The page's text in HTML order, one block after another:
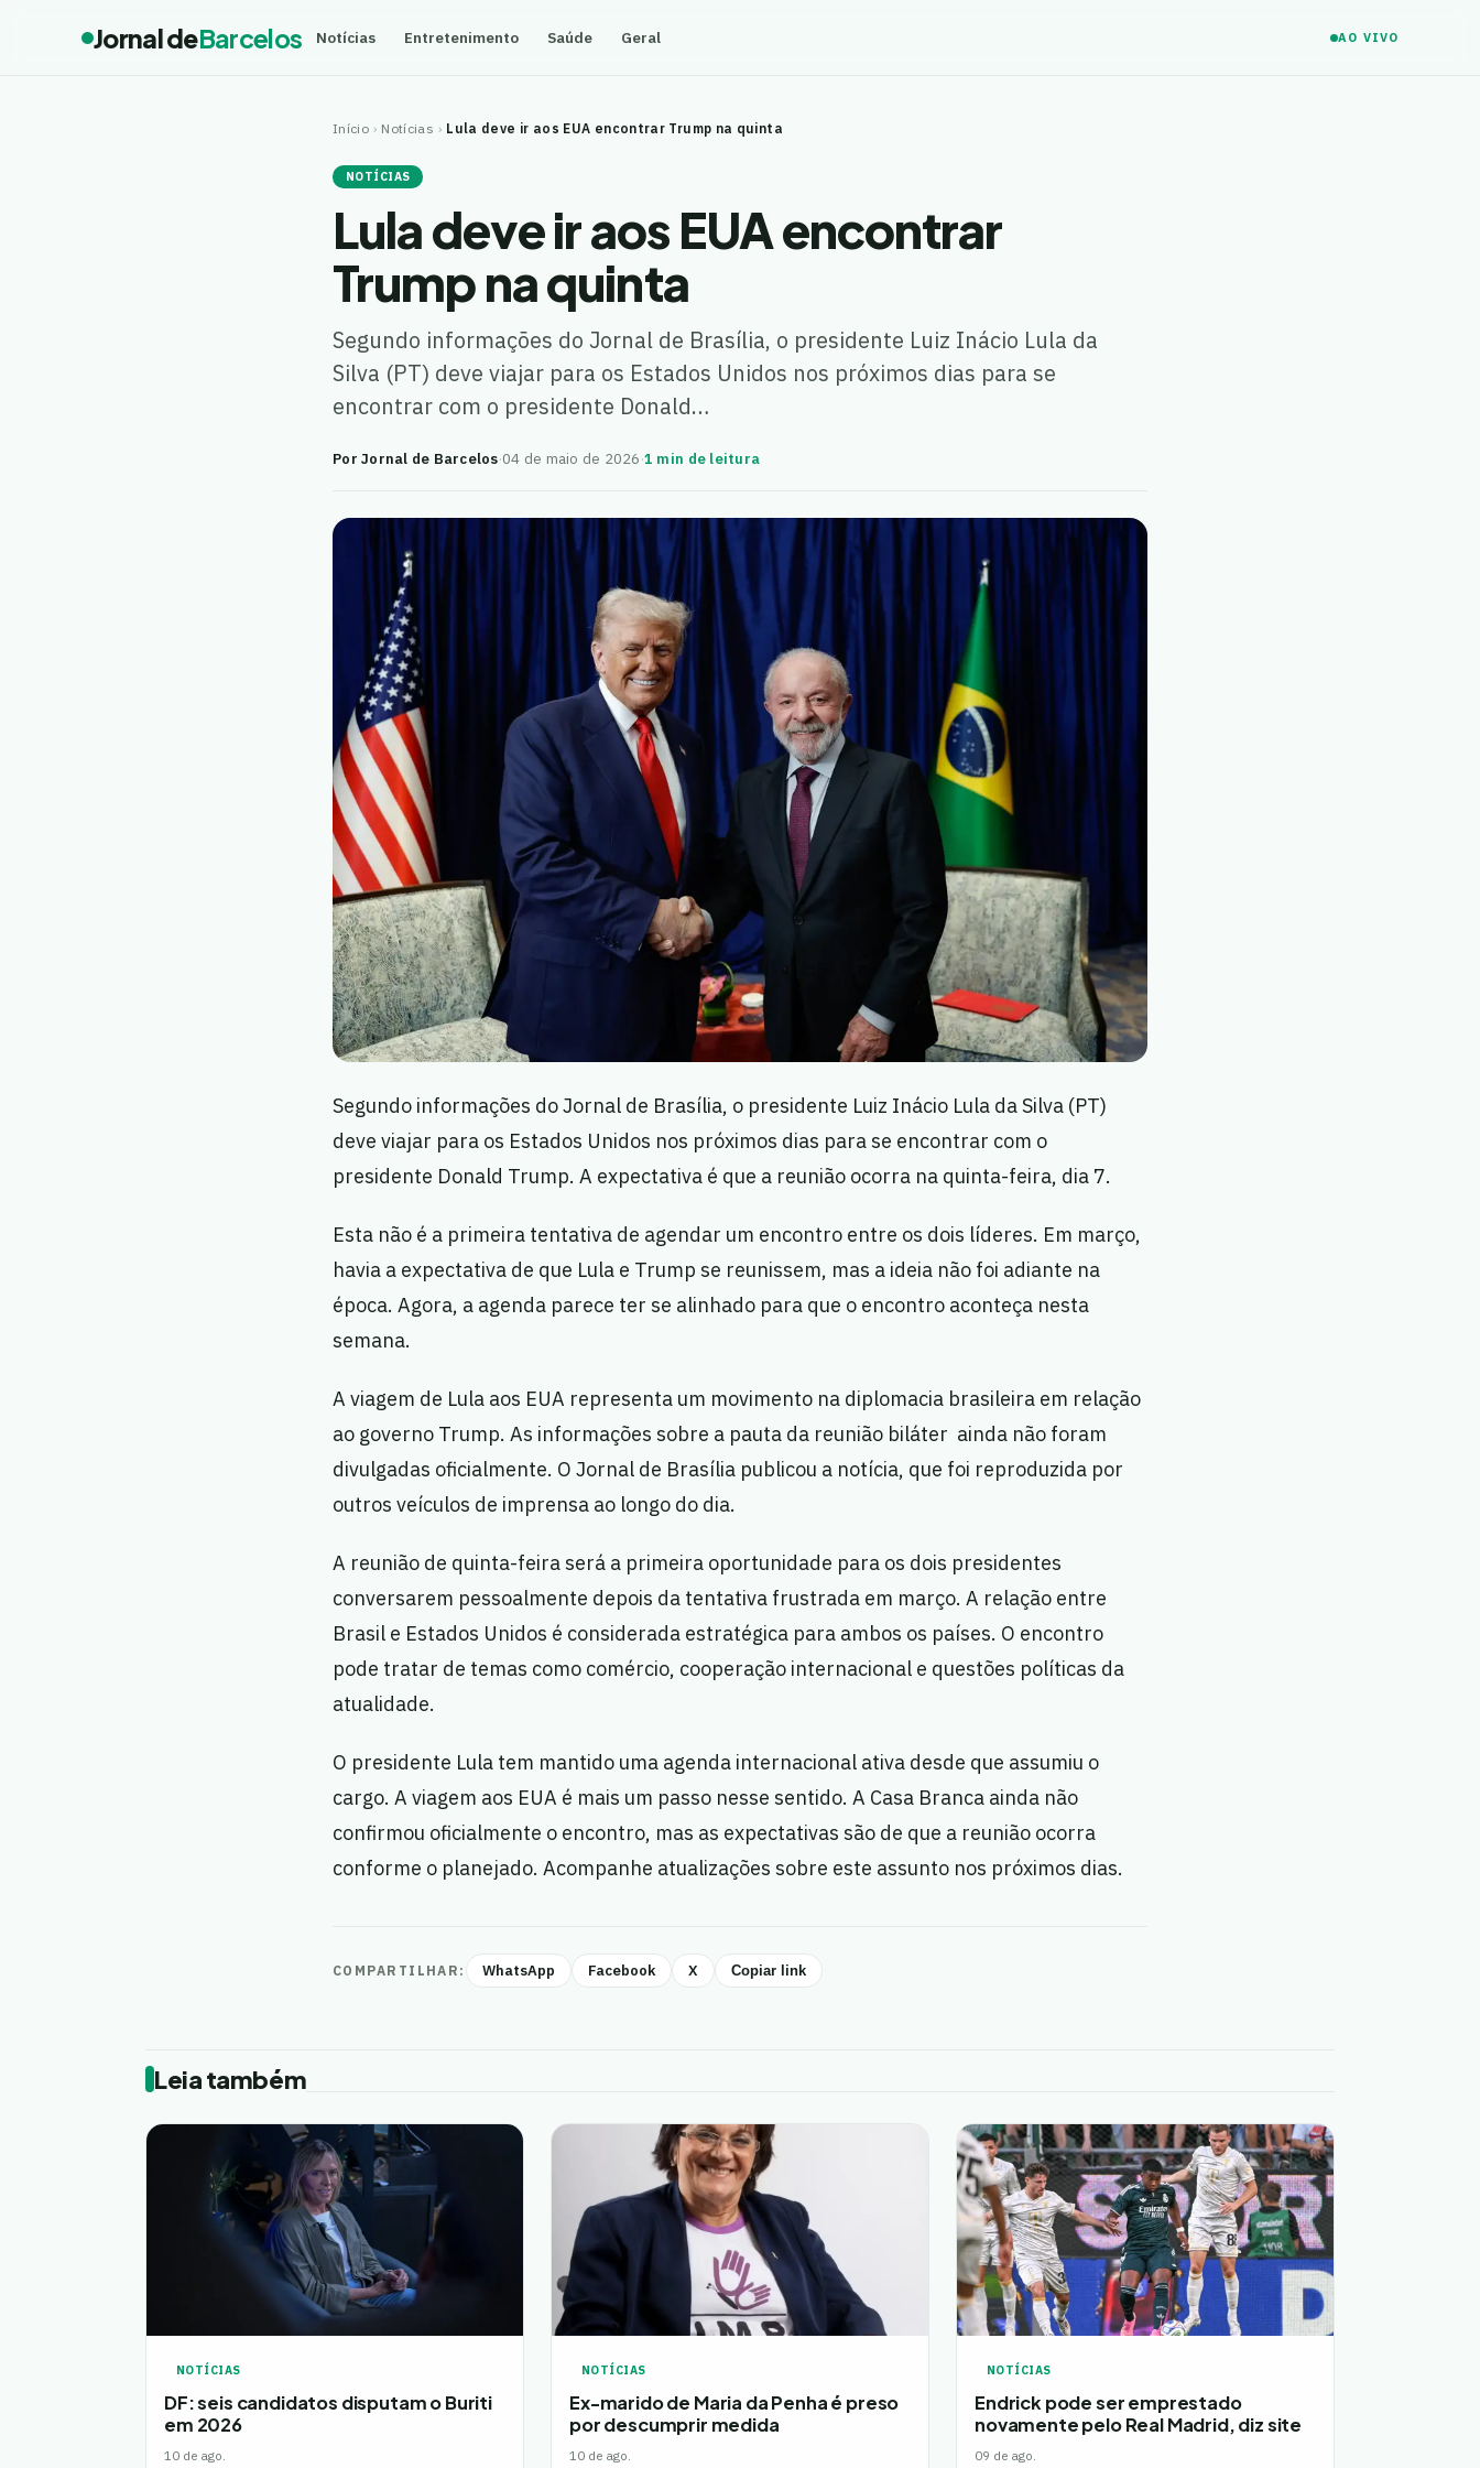
Jornal deBarcelos Notícias Entretenimento Saúde Geral AO VIVO
Início › Notícias › Lula deve ir aos EUA encontrar Trump na quinta
NOTÍCIAS
Lula deve ir aos EUA encontrar
Trump na quinta
Segundo informações do Jornal de Brasília, o presidente Luiz Inácio Lula da
Silva (PT) deve viajar para os Estados Unidos nos próximos dias para se
encontrar com o presidente Donald…
Por Jornal de Barcelos·04 de maio de 2026·1 min de leitura
Segundo informações do Jornal de Brasília, o presidente Luiz Inácio Lula da Silva (PT)
deve viajar para os Estados Unidos nos próximos dias para se encontrar com o
presidente Donald Trump. A expectativa é que a reunião ocorra na quinta-feira, dia 7.
Esta não é a primeira tentativa de agendar um encontro entre os dois líderes. Em março,
havia a expectativa de que Lula e Trump se reunissem, mas a ideia não foi adiante na
época. Agora, a agenda parece ter se alinhado para que o encontro aconteça nesta
semana.
A viagem de Lula aos EUA representa um movimento na diplomacia brasileira em relação
ao governo Trump. As informações sobre a pauta da reunião biláter ainda não foram
divulgadas oficialmente. O Jornal de Brasília publicou a notícia, que foi reproduzida por
outros veículos de imprensa ao longo do dia.
A reunião de quinta-feira será a primeira oportunidade para os dois presidentes
conversarem pessoalmente depois da tentativa frustrada em março. A relação entre
Brasil e Estados Unidos é considerada estratégica para ambos os países. O encontro
pode tratar de temas como comércio, cooperação internacional e questões políticas da
atualidade.
O presidente Lula tem mantido uma agenda internacional ativa desde que assumiu o
cargo. A viagem aos EUA é mais um passo nesse sentido. A Casa Branca ainda não
confirmou oficialmente o encontro, mas as expectativas são de que a reunião ocorra
conforme o planejado. Acompanhe atualizações sobre este assunto nos próximos dias.
COMPARTILHAR: WhatsApp Facebook X Copiar link
Leia também
NOTÍCIAS
DF: seis candidatos disputam o Buriti
em 2026
10 de ago.
NOTÍCIAS
Ex-marido de Maria da Penha é preso
por descumprir medida
10 de ago.
NOTÍCIAS
Endrick pode ser emprestado
novamente pelo Real Madrid, diz site
09 de ago.